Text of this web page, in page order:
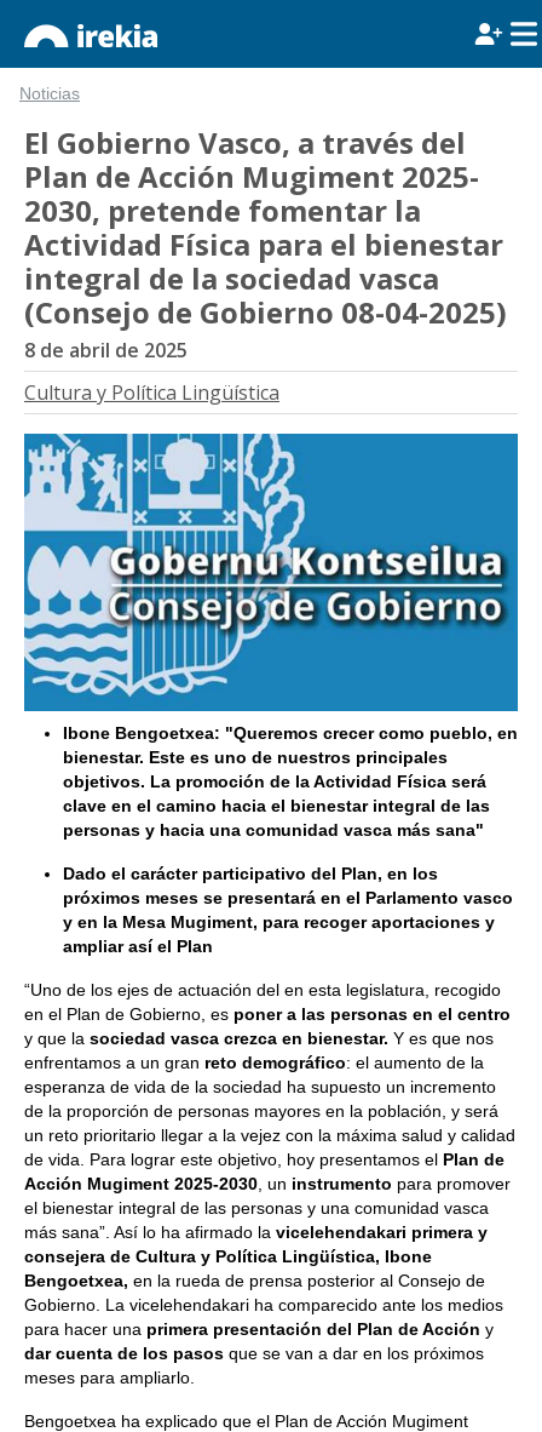
Noticias
El Gobierno Vasco, a través del
Plan de Acción Mugiment 2025-
2030, pretende fomentar la
Actividad Física para el bienestar
integral de la sociedad vasca
(Consejo de Gobierno 08-04-2025)
8 de abril de 2025
Cultura y Política Lingüística
Ibone Bengoetxea: "Queremos crecer como pueblo, en
bienestar. Este es uno de nuestros principales
objetivos. La promoción de la Actividad Física será
clave en el camino hacia el bienestar integral de las
personas y hacia una comunidad vasca más sana"
Dado el carácter participativo del Plan, en los
próximos meses se presentará en el Parlamento vasco
y en la Mesa Mugiment, para recoger aportaciones y
ampliar así el Plan
“Uno de los ejes de actuación del en esta legislatura, recogido
en el Plan de Gobierno, es poner a las personas en el centro
y que la sociedad vasca crezca en bienestar. Y es que nos
enfrentamos a un gran reto demográfico: el aumento de la
esperanza de vida de la sociedad ha supuesto un incremento
de la proporción de personas mayores en la población, y será
un reto prioritario llegar a la vejez con la máxima salud y calidad
de vida. Para lograr este objetivo, hoy presentamos el Plan de
Acción Mugiment 2025-2030 , un instrumento para promover
el bienestar integral de las personas y una comunidad vasca
más sana”. Así lo ha afirmado la vicelehendakari primera y
consejera de Cultura y Política Lingüística, Ibone
Bengoetxea, en la rueda de prensa posterior al Consejo de
Gobierno. La vicelehendakari ha comparecido ante los medios
para hacer una primera presentación del Plan de Acción y
dar cuenta de los pasos que se van a dar en los próximos
meses para ampliarlo.
Bengoetxea ha explicado que el Plan de Acción Mugiment